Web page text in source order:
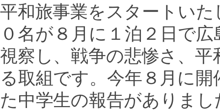
平和旅事業をスタートい
０名が８月に１泊２日で
視察し、戦争の悲惨さ、
る取組です。今年８月に
た中学生の報告がありま